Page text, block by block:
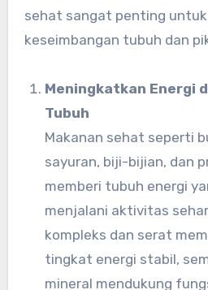
sehat sangat penting
keseimbangan tubuh dan
Meningkatkan Energi
Tubuh
Makanan sehat seperti
sayuran, biji-bijian, dan
memberi tubuh energi
menjalani aktivitas
kompleks dan serat
tingkat energi stabil,
mineral mendukung